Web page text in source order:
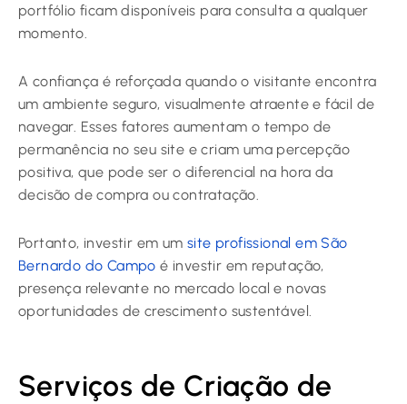
portfólio ficam disponíveis para consulta a qualquer
momento.
A confiança é reforçada quando o visitante encontra
um ambiente seguro, visualmente atraente e fácil de
navegar. Esses fatores aumentam o tempo de
permanência no seu site e criam uma percepção
positiva, que pode ser o diferencial na hora da
decisão de compra ou contratação.
Portanto, investir em um site profissional em São
Bernardo do Campo é investir em reputação,
presença relevante no mercado local e novas
oportunidades de crescimento sustentável.
Serviços de Criação de